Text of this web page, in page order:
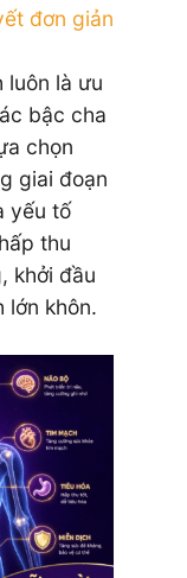
đơn giản
luôn là ưu
bậc cha
chọn
giai đoạn
yếu tố
thu
khởi đầu
lớn khôn.